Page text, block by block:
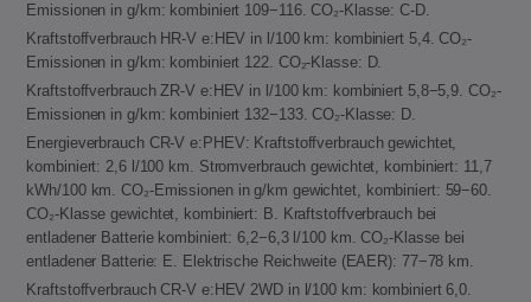
Emissionen in g/km: kombiniert 109−116. CO₂-Klasse: C-D.
Kraftstoffverbrauch HR-V e:HEV in l/100 km: kombiniert 5,4. CO₂-
Emissionen in g/km: kombiniert 122. CO₂-Klasse: D.
Kraftstoffverbrauch ZR-V e:HEV in l/100 km: kombiniert 5,8−5,9. CO₂-
Emissionen in g/km: kombiniert 132−133. CO₂-Klasse: D.
Energieverbrauch CR-V e:PHEV: Kraftstoffverbrauch gewichtet,
kombiniert: 2,6 l/100 km. Stromverbrauch gewichtet, kombiniert: 11,7
kWh/100 km. CO₂-Emissionen in g/km gewichtet, kombiniert: 59−60.
CO₂-Klasse gewichtet, kombiniert: B. Kraftstoffverbrauch bei
entladener Batterie kombiniert: 6,2−6,3 l/100 km. CO₂-Klasse bei
entladener Batterie: E. Elektrische Reichweite (EAER): 77−78 km.
Kraftstoffverbrauch CR-V e:HEV 2WD in l/100 km: kombiniert 6,0.